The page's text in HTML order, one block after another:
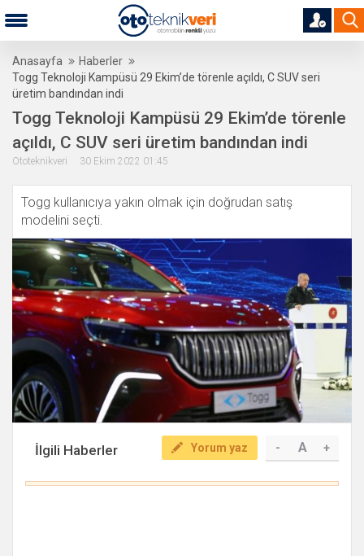
Anasayfa
Haberler
Togg Teknoloji Kampüsü 29 Ekim’de törenle açıldı, C SUV seri
üretim bandından indi
Togg Teknoloji Kampüsü 29 Ekim’de törenle
açıldı, C SUV seri üretim bandından indi
Ototeknikveri 30 Ekim 2022 01:45
Togg kullanıcıya yakın olmak için doğrudan satış
modelini seçti.
- A +
Yorum yaz
İlgili Haberler